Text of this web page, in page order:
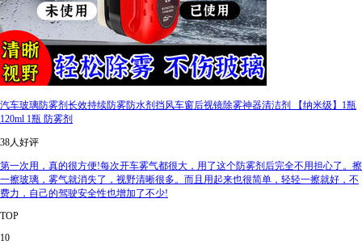
汽车玻璃防雾剂长效持续防雾防水剂挡风车窗后视镜除雾神器清洁剂 【纳米级】1瓶
120ml 1瓶 防雾剂
38人好评
第一次用，真的很方便!每次开车雾气都很大，用了这个防雾剂后完全不用担心了。擦
一擦玻璃，雾气就消失了，视野清晰很多。而且用起来也很简单，轻轻一擦就好，不
费力，自己的驾驶安全性也增加了不少!
TOP
10